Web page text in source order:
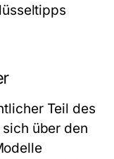
Teil des
über den